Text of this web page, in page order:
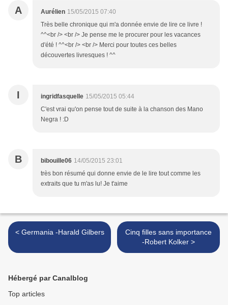
A Aurélien 15/05/2015 07:40
Très belle chronique qui m'a donnée envie de lire ce livre !
^^<br /> <br /> Je pense me le procurer pour les vacances
d'été ! ^^<br /> <br /> Merci pour toutes ces belles
découvertes livresques ! ^^
I ingridfasquelle 15/05/2015 05:44
C'est vrai qu'on pense tout de suite à la chanson des Mano
Negra ! :D
B bibouille06 14/05/2015 23:01
très bon résumé qui donne envie de le lire tout comme les
extraits que tu m'as lu! Je t'aime
< Germania -Harald Gilbers
Cinq filles sans importance
-Robert Kolker >
Hébergé par Canalblog
Top articles